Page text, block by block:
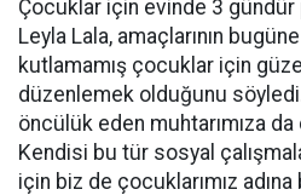
Çocuklar için evinde 3 gündür
Leyla Lala, amaçlarının
kutlamamış çocuklar için
düzenlemek olduğunu
öncülük eden muhtarımıza
Kendisi bu tür sosyal
için biz de çocuklarımız